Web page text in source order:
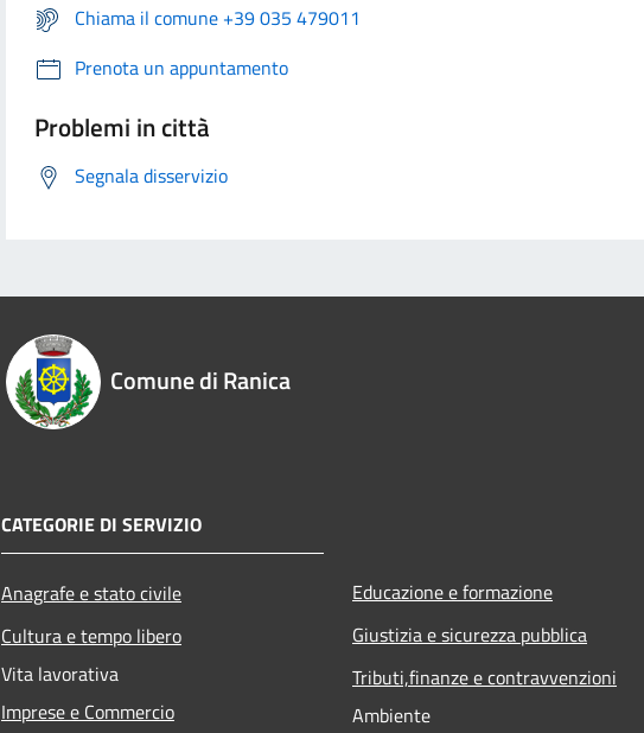
Chiama il comune +39 035 479011
Prenota un appuntamento
Problemi in città
Segnala disservizio
Comune di Ranica
CATEGORIE DI SERVIZIO
Anagrafe e stato civile
Cultura e tempo libero
Vita lavorativa
Imprese e Commercio
Educazione e formazione
Giustizia e sicurezza pubblica
Tributi,finanze e contravvenzioni
Ambiente